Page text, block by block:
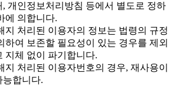
, 개인정보처리방침 등에서 별도로 정하
에 의합니다.
처리된 이용자의 정보는 법령의 규정
하여 보존할 필요성이 있는 경우를 제외
지체 없이 파기합니다.
처리된 이용자번호의 경우, 재사용이
능합니다.